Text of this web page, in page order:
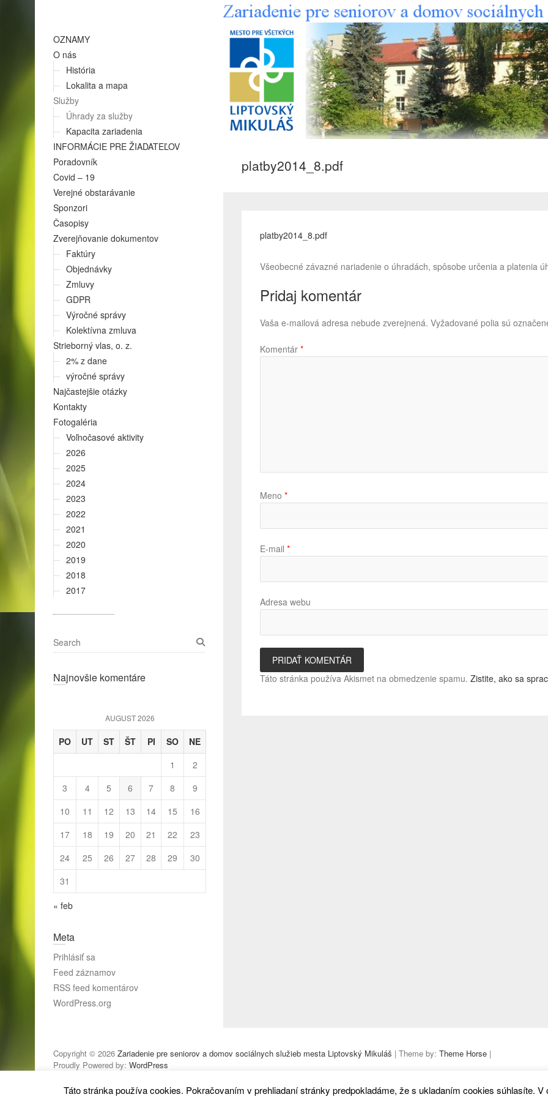
OZNAMY
O nás
História
Lokalita a mapa
Služby
Úhrady za služby
Kapacita zariadenia
INFORMÁCIE PRE ŽIADATEĽOV
Poradovník
Covid – 19
Verejné obstarávanie
Sponzori
Časopisy
Zverejňovanie dokumentov
Faktúry
Objednávky
Zmluvy
GDPR
Výročné správy
Kolektívna zmluva
Strieborný vlas, o. z.
2% z dane
výročné správy
Najčastejšie otázky
Kontakty
Fotogaléria
Voľnočasové aktivity
2026
2025
2024
2023
2022
2021
2020
2019
2018
2017
platby2014_8.pdf
platby2014_8.pdf
Všeobecné závazné nariadenie o úhradách, spôsobe určenia a platenia
Pridaj komentár
Vaša e-mailová adresa nebude zverejnená. Vyžadované polia sú
Komentár *
Meno *
E-mail *
Adresa webu
Táto stránka používa Akismet na obmedzenie spamu. Zistite, ako sa
S
e
rNajnovšie komentáre
AUGUST 2026
PO UT ST ŠT PI SO
NE
1
2
3
4 5 6 7 8
9
10
11 12 13 14 15
16
17
18 19 20 21 22
23
24
25 26 27 28 29
30
31
« feb
Meta
Prihlásiť sa
Feed záznamov
RSS feed komentárov
WordPress.org
Copyright © 2026 Zariadenie pre seniorov a domov sociálnych služieb mesta Liptovský Mikuláš | Theme by: Theme Horse |
Proudly Powered by: WordPress
Táto stránka používa cookies. Pokračovaním v prehliadaní stránky predpokladáme, že s ukladaním cookies súhlasíte.